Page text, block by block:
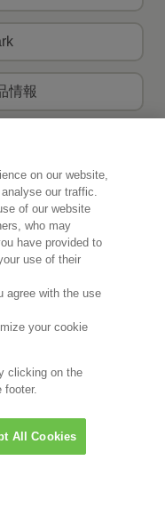
情報
ント
投資家情報
採用情報
on our website,
our traffic.
of our website
who may
have provided to
use of their
agree with the use
your cookie
clicking on the
footer.
All Cookies